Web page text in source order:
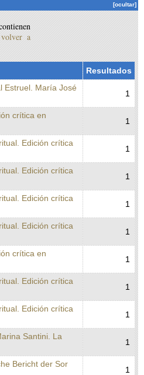
[ocultar]
volver a
Resultados
Estruel. María José
1
crítica en
1
Edición crítica
1
Edición crítica
1
Edición crítica
1
Edición crítica
1
crítica en
1
Edición crítica
1
Edición crítica
1
Santini. La
1
Bericht der Sor
1